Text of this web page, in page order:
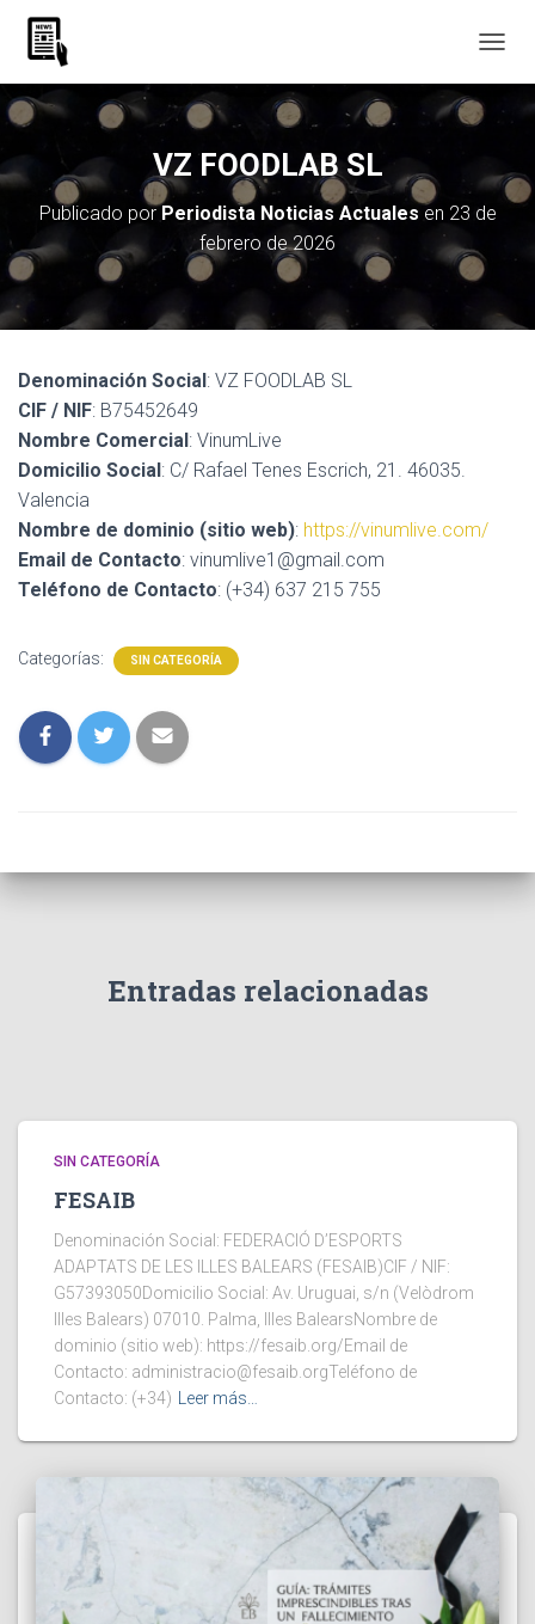
A
A
M
D
E
VZ FOODLAB SL
Publicado porPeriodista Noticias Actuales en 23 de
febrero de 2026
Denominación Social: VZ FOODLAB SL
CIF / NIF: B75452649
Nombre Comercial: VinumLive
Domicilio Social: C/ Rafael Tenes Escrich, 21. 46035.
Valencia
Nombre de dominio (sitio web): https://vinumlive.com/
Email de Contacto: vinumlive1@gmail.com
Teléfono de Contacto: (+34) 637 215 755
Categorías: SIN CATEGORÍA
Entradas relacionadas
SIN CATEGORÍA
FESAIB
Denominación Social: FEDERACIÓ D’ESPORTS
ADAPTATS DE LES ILLES BALEARS (FESAIB)CIF / NIF:
G57393050Domicilio Social: Av. Uruguai, s/n (Velòdrom
Illes Balears) 07010. Palma, Illes BalearsNombre de
dominio (sitio web): https://fesaib.org/Email de
Contacto: administracio@fesaib.orgTeléfono de
Contacto: (+34)
Leer más…